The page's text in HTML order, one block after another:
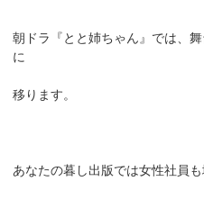
朝ドラ『とと姉ちゃん』では、
に
移ります。
あなたの暮し出版では女性社員